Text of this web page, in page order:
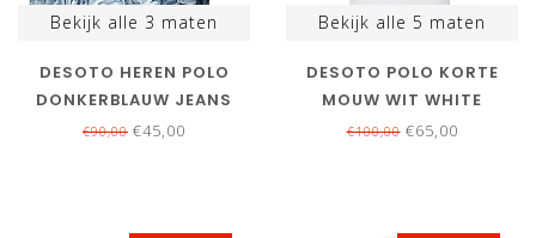
Bekijk alle 3 maten
DESOTO HEREN POLO
DONKERBLAUW JEANS
BLAUW BANANEN PRINT
€90,00 €45,00
Bekijk alle 5 maten
DESOTO POLO KORTE
MOUW WIT WHITE
€100,00€65,00